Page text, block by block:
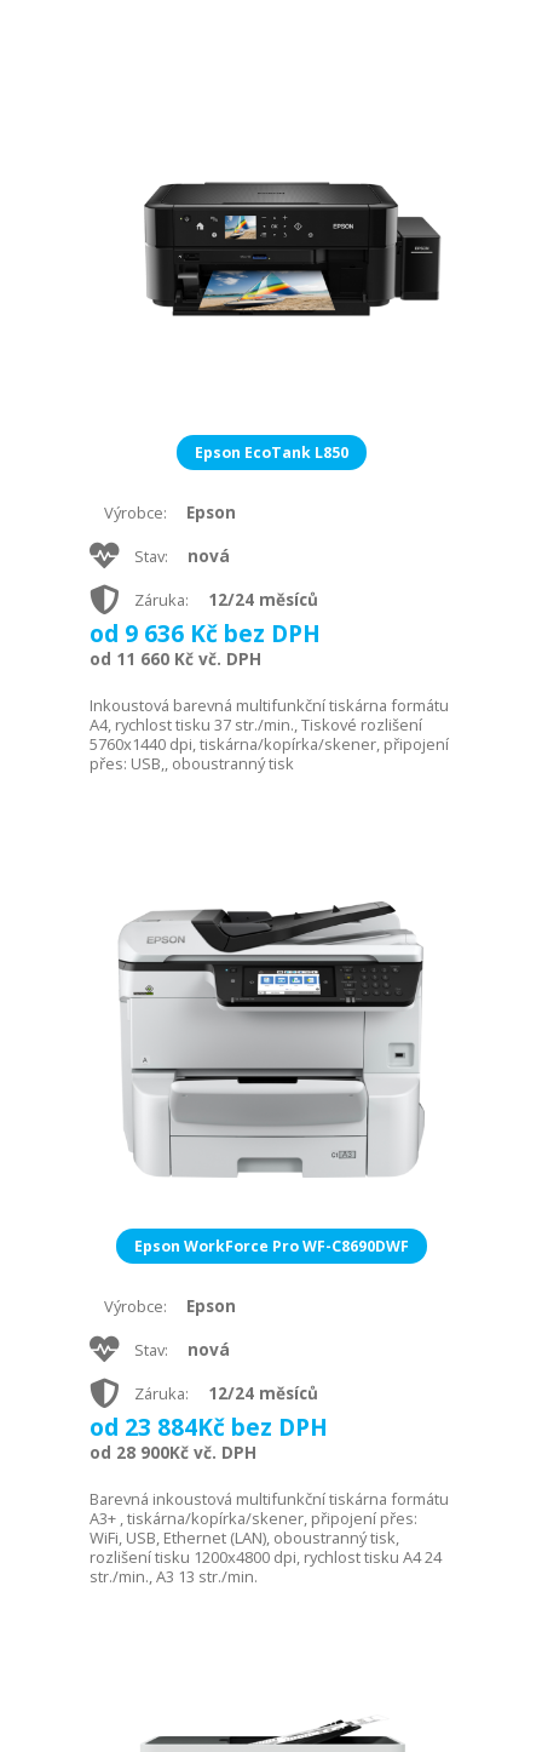
Epson EcoTank L850
Výrobce: Epson
Stav: nová
Záruka: 12/24 měsíců
od 9 636 Kč bez DPH
od 11 660 Kč vč. DPH
Inkoustová barevná multifunkční tiskárna formátu
A4, rychlost tisku 37 str./min., Tiskové rozlišení
5760x1440 dpi, tiskárna/kopírka/skener, připojení
přes: USB,, oboustranný tisk
Epson WorkForce Pro WF-C8690DWF
Výrobce: Epson
Stav: nová
Záruka: 12/24 měsíců
od 23 884Kč bez DPH
od 28 900Kč vč. DPH
Barevná inkoustová multifunkční tiskárna formátu
A3+ , tiskárna/kopírka/skener, připojení přes:
WiFi, USB, Ethernet (LAN), oboustranný tisk,
rozlišení tisku 1200x4800 dpi, rychlost tisku A4 24
str./min., A3 13 str./min.